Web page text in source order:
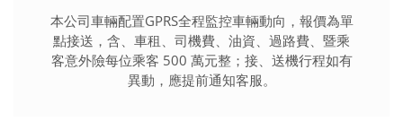
本公司車輛配置GPRS全程監控車輛動向，報價為單
點接送，含、車租、司機費、油資、過路費、暨乘
客意外險每位乘客 500 萬元整；接、送機行程如有
異動，應提前通知客服。